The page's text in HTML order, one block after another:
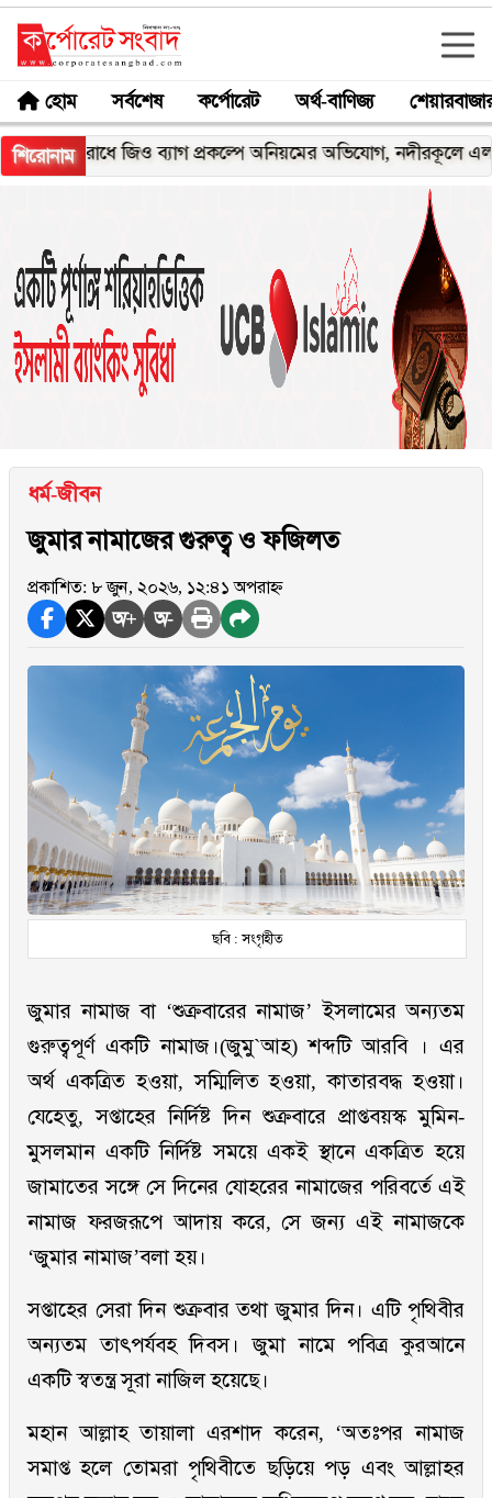
হোম সর্বশেষ কর্পোরেট অর্থ-বাণিজ্য
শিরোনাম
জিও ব্যাগ প্রকল্পে অনিয়মের অভিযোগ, নদীরকূলে এলাকাবাসীর
ধর্ম-জীবন
জুমার নামাজের গুরুত্ব ও ফজিলত
প্রকাশিত: ৮ জুন, ২০২৬, ১২:৪১ অপরাহ্ন
অ+ অ-
ছবি : সংগৃহীত
জুমার নামাজ বা ‘শুক্রবারের নামাজ’ ইসলামের অন্যতম
গুরুত্বপূর্ণ একটি নামাজ।(জুমু`আহ) শব্দটি আরবি । এর
অর্থ একত্রিত হওয়া, সম্মিলিত হওয়া, কাতারবদ্ধ হওয়া।
যেহেতু, সপ্তাহের নির্দিষ্ট দিন শুক্রবারে প্রাপ্তবয়স্ক মুমিন-
মুসলমান একটি নির্দিষ্ট সময়ে একই স্থানে একত্রিত হয়ে
জামাতের সঙ্গে সে দিনের যোহরের নামাজের পরিবর্তে এই
নামাজ ফরজরূপে আদায় করে, সে জন্য এই নামাজকে
‘জুমার নামাজ’বলা হয়।
সপ্তাহের সেরা দিন শুক্রবার তথা জুমার দিন। এটি পৃথিবীর
অন্যতম তাৎপর্যবহ দিবস। জুমা নামে পবিত্র কুরআনে
একটি স্বতন্ত্র সূরা নাজিল হয়েছে।
মহান আল্লাহ তায়ালা এরশাদ করেন, ‘অতঃপর নামাজ
সমাপ্ত হলে তোমরা পৃথিবীতে ছড়িয়ে পড় এবং আল্লাহর